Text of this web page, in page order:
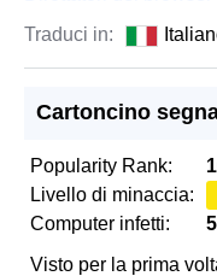
Traduci in:
Cartoncino
Popularity Rank:
Livello di minaccia:
Computer infetti:
Visto per la prima